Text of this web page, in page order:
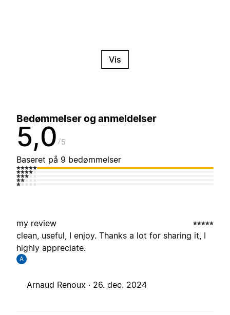
Vis
Bedømmelser og anmeldelser
5,0 5
Baseret på 9 bedømmelser
my review
clean, useful, I enjoy. Thanks a lot for sharing it, I
highly appreciate.
A
Arnaud Renoux · 26. dec. 2024